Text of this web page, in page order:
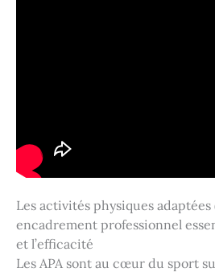
Les activités physiques adaptées
encadrement professionnel
et l’efficacité
Les APA sont au cœur du sport